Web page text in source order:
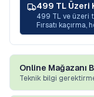
499 TL Üzeri
499 TL ve üzeri
Fırsatı kaçırma,
Online Mağazanı